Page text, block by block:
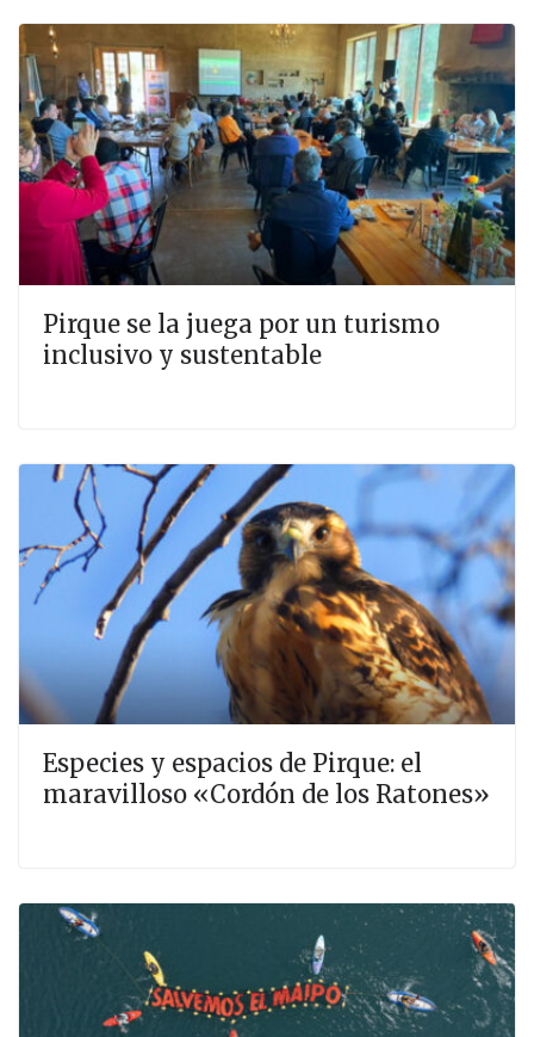
Pirque se la juega por un turismo
inclusivo y sustentable
Especies y espacios de Pirque: el
maravilloso «Cordón de los Ratones»